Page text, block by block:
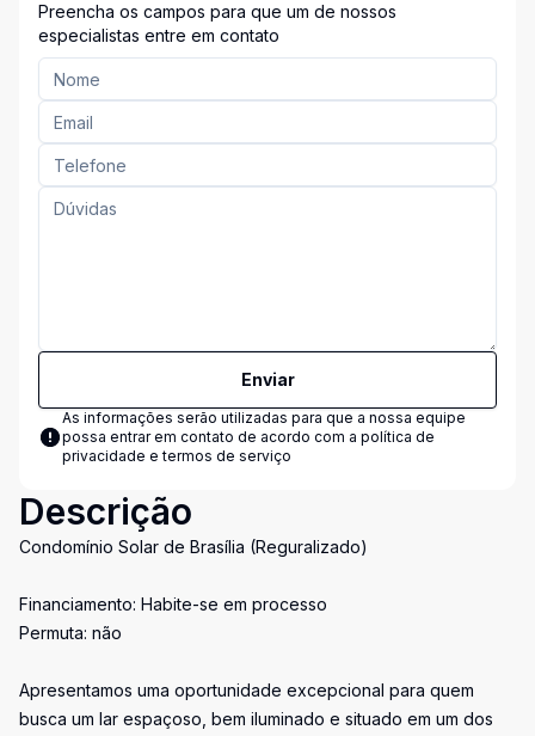
Preencha os campos para que um de nossos
especialistas entre em contato
Enviar
As informações serão utilizadas para que a nossa equipe
possa entrar em contato de acordo com a política de
privacidade e termos de serviço
Descrição
Condomínio Solar de Brasília (Reguralizado)
Financiamento: Habite-se em processo
Permuta: não
Apresentamos uma oportunidade excepcional para quem
busca um lar espaçoso, bem iluminado e situado em um dos